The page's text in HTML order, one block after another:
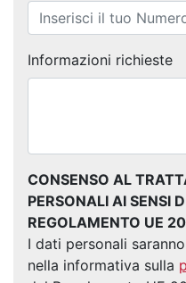
Informazioni richieste
CONSENSO AL
PERSONALI AI SENSI
REGOLAMENTO UE
I dati personali
nella informativa sulla